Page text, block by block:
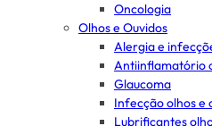
Oncologia
Olhos e Ouvidos
Alergia e
Antiinflamatório
Glaucoma
Infecção olhos e
Lubrificantes